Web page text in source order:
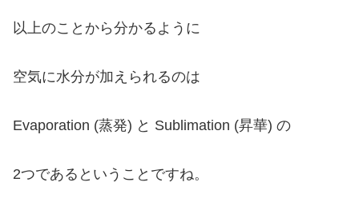
以上のことから分かるように
空気に水分が加えられるのは
Evaporation (蒸発) と Sublimation (昇華) の
2つであるということですね。